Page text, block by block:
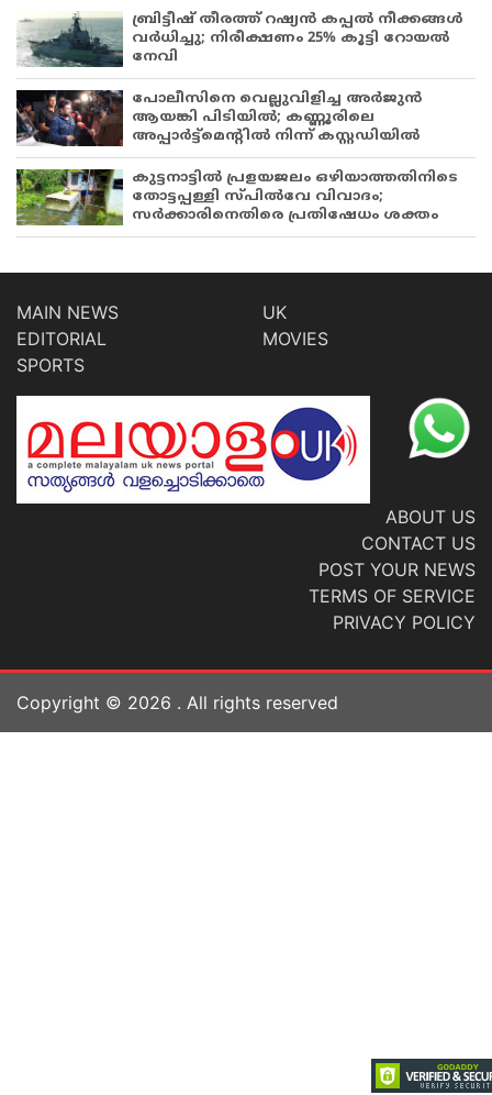
ബ്രിട്ടീഷ് തീരത്ത് റഷ്യൻ കപ്പൽ നീക്കങ്ങൾ
വർധിച്ചു; നിരീക്ഷണം 25% കൂട്ടി റോയൽ
നേവി
പോലീസിനെ വെല്ലുവിളിച്ച അർജുൻ
ആയങ്കി പിടിയിൽ; കണ്ണൂരിലെ
അപ്പാർട്ട്‌മെന്റിൽ നിന്ന് കസ്റ്റഡിയിൽ
കുട്ടനാട്ടിൽ പ്രളയജലം ഒഴിയാത്തതിനിടെ
തോട്ടപ്പള്ളി സ്പിൽവേ വിവാദം;
സർക്കാരിനെതിരെ പ്രതിഷേധം ശക്തം
MAIN NEWS
EDITORIAL
SPORTS
UK
MOVIES
ABOUT US
CONTACT US
POST YOUR NEWS
TERMS OF SERVICE
PRIVACY POLICY
Copyright © 2026 . All rights reserved